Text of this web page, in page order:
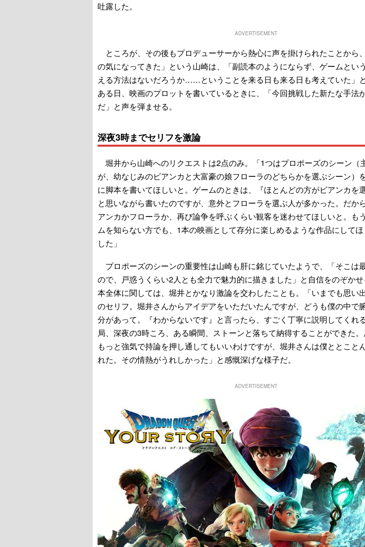
吐露した。
ADVERTISEMENT
ところが、その後もプロデューサーから熱心に声を掛けられたことから
の気になってきた」という山崎は、「副読本のようにならず、ゲームとい
える方法はないだろうか……ということを来る日も来る日も考えていた」
ある日、映画のプロットを書いているときに、「今回挑戦した新たな手法
だ」と声を弾ませる。
深夜3時までセリフを激論
堀井から山崎へのリクエストは2点のみ。「1つはプロポーズのシーン（
が、幼なじみのビアンカと大富豪の娘フローラのどちらかを選ぶシーン）
に脚本を書いてほしいと。ゲームのときは、『ほとんどの方がビアンカを
と思いながら書いたのですが、意外とフローラを選ぶ人が多かった。だか
アンカかフローラか、再び論争を呼ぶくらい観客を迷わせてほしいと。も
ムを知らない方でも、1本の映画として存分に楽しめるような作品にしてほ
した」
プロポーズのシーンの重要性は山崎も肝に銘じていたようで、「そこは
ので、戸惑うくらい2人とも全力で魅力的に描きました」と自信をのぞか
本全体に関しては、堀井とかなり激論を交わしたことも。「いまでも思い
のセリフ。堀井さんからアイデアをいただいたんですが、どうも僕の中で
分があって。『わからないです』と言ったら、すごく丁寧に説明してくれ
局、深夜の3時ころ、ある瞬間、ストーンと落ちて納得することができた。
もっと強気で持論を押し通してもいいわけですが、堀井さんは僕ととこと
れた。その情熱がうれしかった」と感慨深げな様子だ。
ADVERTISEMENT